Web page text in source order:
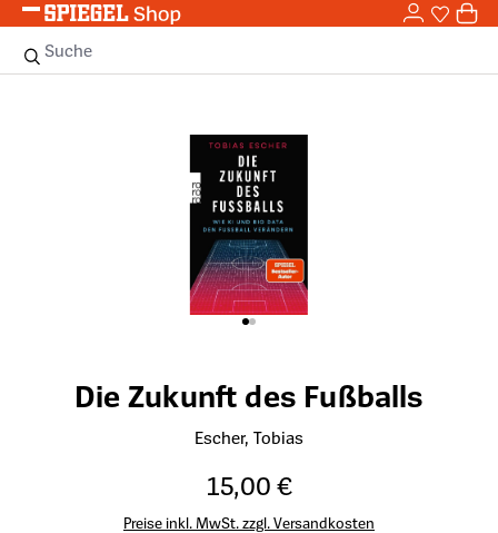
Zum Hauptinhalt springen 0
Suche
Die Zukunft des Fußballs
Escher, Tobias
15,00 €
Preise inkl. MwSt. zzgl. Versandkosten